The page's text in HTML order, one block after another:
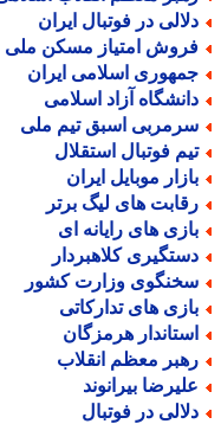
در فوتبال ایران
امتیاز مسکن ملی
اسلامی ایران
آزاد اسلامی
اسبق تیم ملی
فوتبال استقلال
موبایل ایران
های لیگ برتر
های رایانه ای
کلاهبردار
وزارت کشور
های تدارکاتی
هرمزگان
معظم انقلاب
بیرانوند
در فوتبال